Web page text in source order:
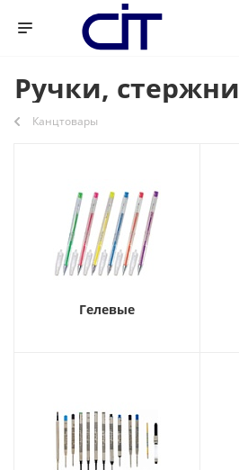
Ручки, стержни
Канцтовары
Гелевые